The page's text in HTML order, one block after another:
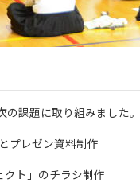
課題に取り組みました。
プレゼン資料制作
ト」のチラシ制作